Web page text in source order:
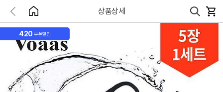
상품상세
420 쿠폰할인